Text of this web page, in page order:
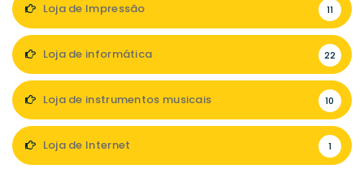
Loja de Impressão 11
Loja de informática 22
Loja de instrumentos musicais 10
Loja de Internet 1